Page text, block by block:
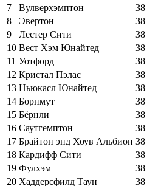
7
Вулверхэмптон 38
8
Эвертон 38
9
Лестер Сити 38
10 Вест Хэм Юнайтед 38
11 Уотфорд 38
12 Кристал Пэлас 38
13 Ньюкасл Юнайтед 38
14 Борнмут 38
15 Бёрнли 38
16 Саутгемптон 38
17 Брайтон энд Хоув Альбион 38
18 Кардифф Сити 38
19 Фулхэм 38
20 Хаддерсфилд Таун 38